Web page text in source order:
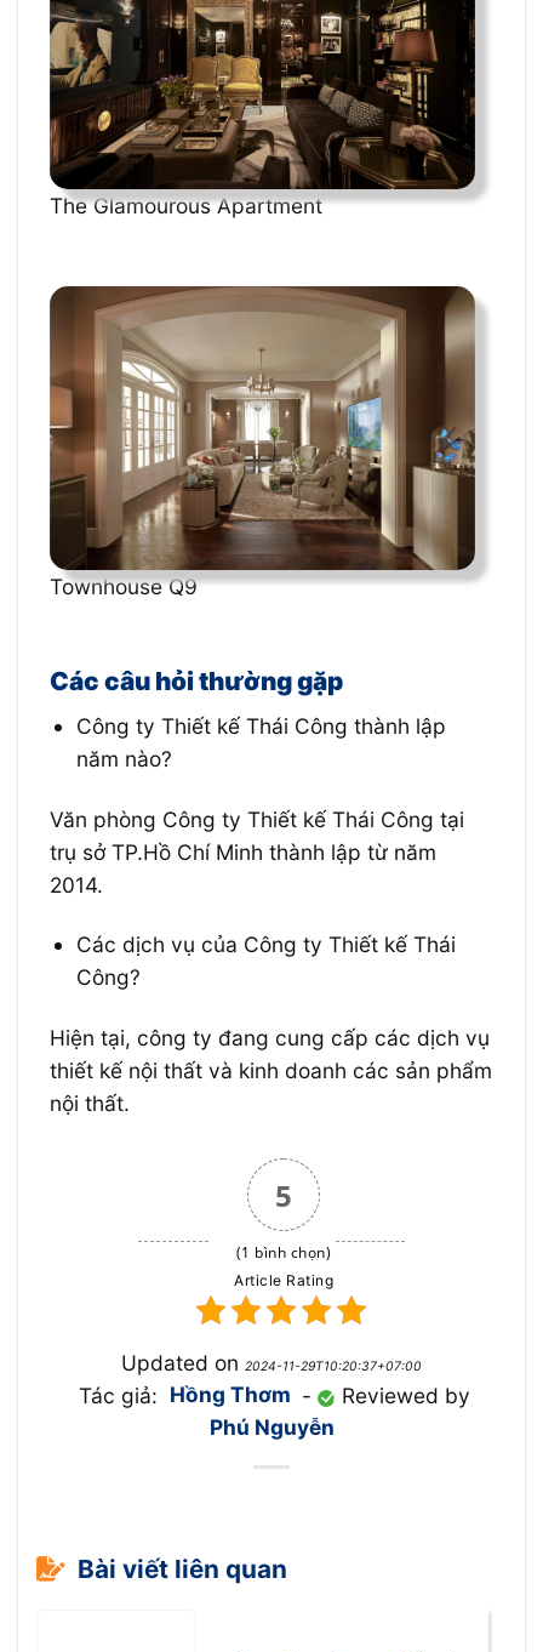
The Glamourous Apartment
Townhouse Q9
Các câu hỏi thường gặp
Công ty Thiết kế Thái Công thành lập
năm nào?
Văn phòng Công ty Thiết kế Thái Công tại
trụ sở TP.Hồ Chí Minh thành lập từ năm
2014.
Các dịch vụ của Công ty Thiết kế Thái
Công?
Hiện tại, công ty đang cung cấp các dịch vụ
thiết kế nội thất và kinh doanh các sản phẩm
nội thất.
5
(1 bình chọn)
Article Rating
Updated on 2024-11-29T10:20:37+07:00
Tác giả: Hồng Thơm -
Reviewed by
Phú Nguyễn
Bài viết liên quan